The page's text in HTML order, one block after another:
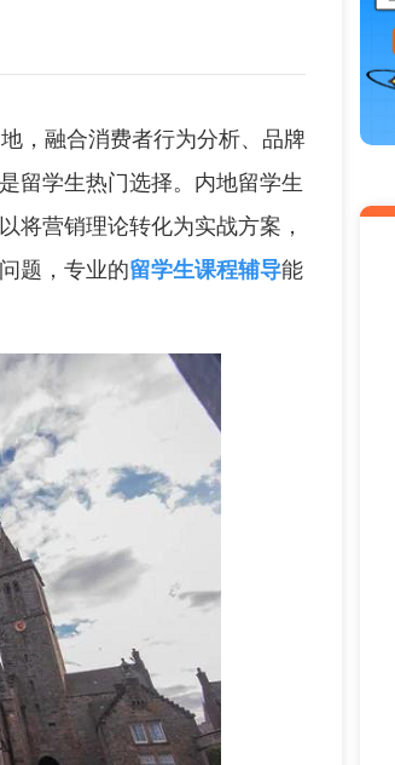
，融合消费者行为分析、品牌
留学生热门选择。内地留学生
将营销理论转化为实战方案，
题，专业的留学生课程辅导能